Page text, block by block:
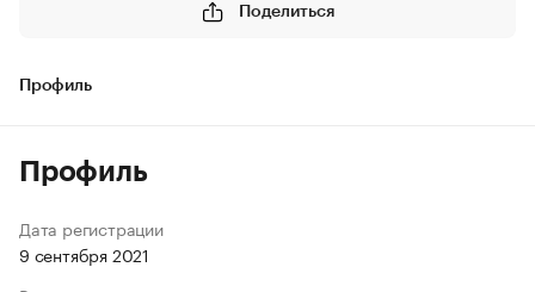
Поделиться
Профиль
Профиль
Дата регистрации
9 сентября 2021